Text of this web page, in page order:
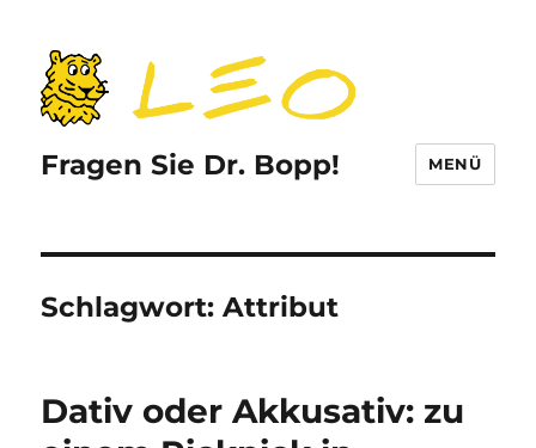
Fragen Sie Dr. Bopp! MENÜ
Schlagwort:Attribut
Dativ oder Akkusativ: zu